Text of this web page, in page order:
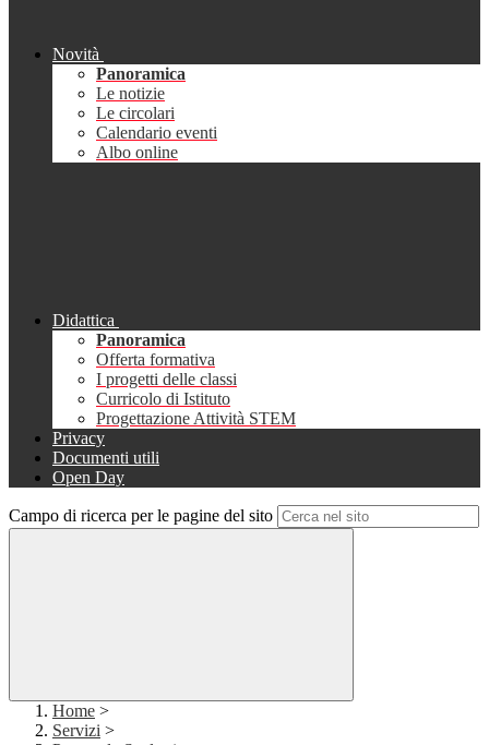
Novità
Panoramica
Le notizie
Le circolari
Calendario eventi
Albo online
Didattica
Panoramica
Offerta formativa
I progetti delle classi
Curricolo di Istituto
Progettazione Attività STEM
Privacy
Documenti utili
Open Day
Campo di ricerca per le pagine del sito
Home >
Servizi >